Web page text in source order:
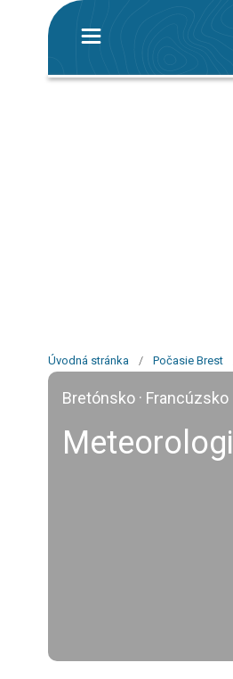
Úvodná stránka / Počasie Brest
Bretónsko · Francúzsko